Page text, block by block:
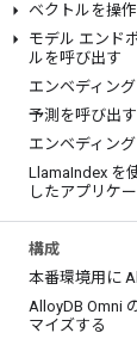
ベクトルを操
モデル エンド
ルを呼び出す
エンベディン
予測を呼び出す
エンベディン
LlamaIndex を
したアプリケ
構成
本番環境用に
AlloyDB Omni
マイズする